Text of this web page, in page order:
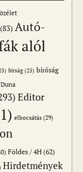
Autó-
alól
bírság (25) bíróság
Duna
Editor
elbocsátás (29)
Földes / 4H(62)
Hirdetmények